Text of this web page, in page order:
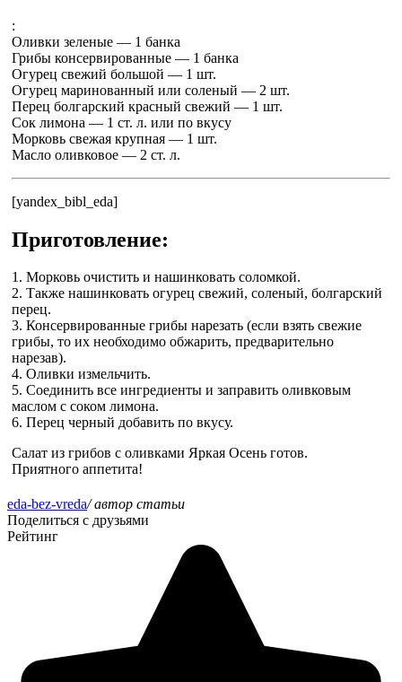
:
Оливки зеленые — 1 банка
Грибы консервированные — 1 банка
Огурец свежий большой — 1 шт.
Огурец маринованный или соленый — 2 шт.
Перец болгарский красный свежий — 1 шт.
Сок лимона — 1 ст. л. или по вкусу
Морковь свежая крупная — 1 шт.
Масло оливковое — 2 ст. л.
[yandex_bibl_eda]
Приготовление:
1. Морковь очистить и нашинковать соломкой.
2. Также нашинковать огурец свежий, соленый, болгарский
перец.
3. Консервированные грибы нарезать (если взять свежие
грибы, то их необходимо обжарить, предварительно
нарезав).
4. Оливки измельчить.
5. Соединить все ингредиенты и заправить оливковым
маслом с соком лимона.
6. Перец черный добавить по вкусу.
Салат из грибов с оливками Яркая Осень готов.
Приятного аппетита!
eda-bez-vreda/ автор статьи
Поделиться с друзьями
Рейтинг